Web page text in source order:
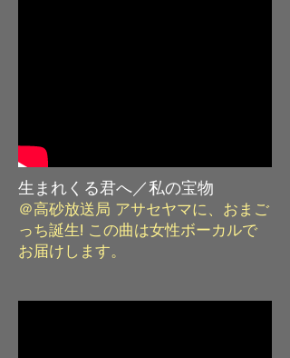
​生まれくる君へ／私の宝物
​＠高砂放送局 アサセヤマに、おまご
っち誕生! この曲は女性ボーカルで
お届けします。